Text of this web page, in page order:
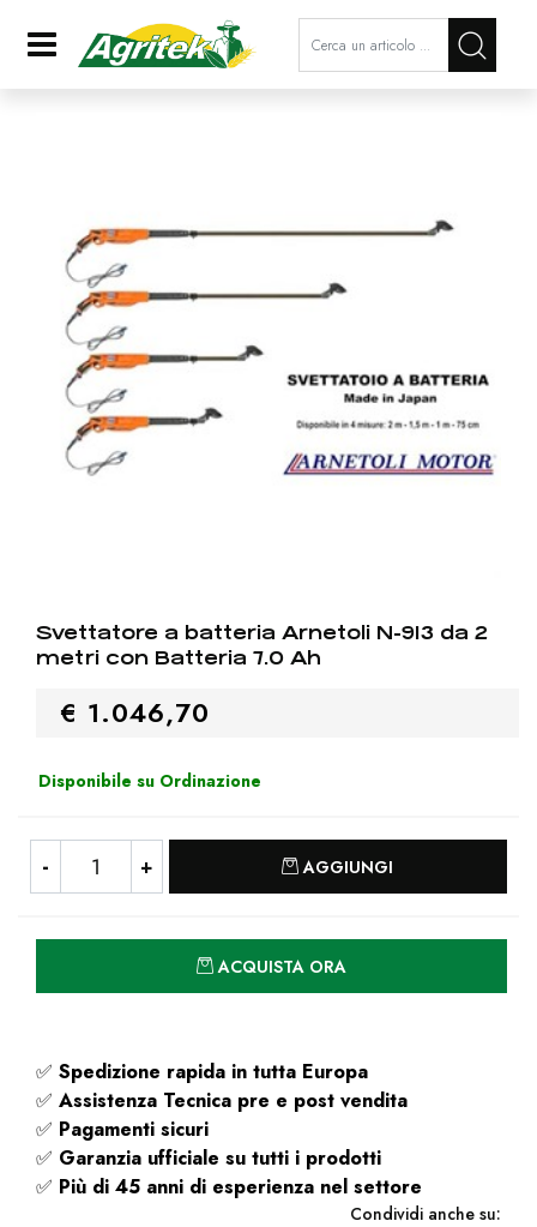
Open La modifica di un filtro
Svettatore a batteria Arnetoli N-913 da 2
metri con Batteria 7.0 Ah
€ 1.046,70
Disponibile su Ordinazione
AGGIUNGI
ACQUISTA ORA
✅ Spedizione rapida in tutta Europa
✅ Assistenza Tecnica pre e post vendita
✅ Pagamenti sicuri
✅ Garanzia ufficiale su tutti i prodotti
✅ Più di 45 anni di esperienza nel settore
Condividi anche su: